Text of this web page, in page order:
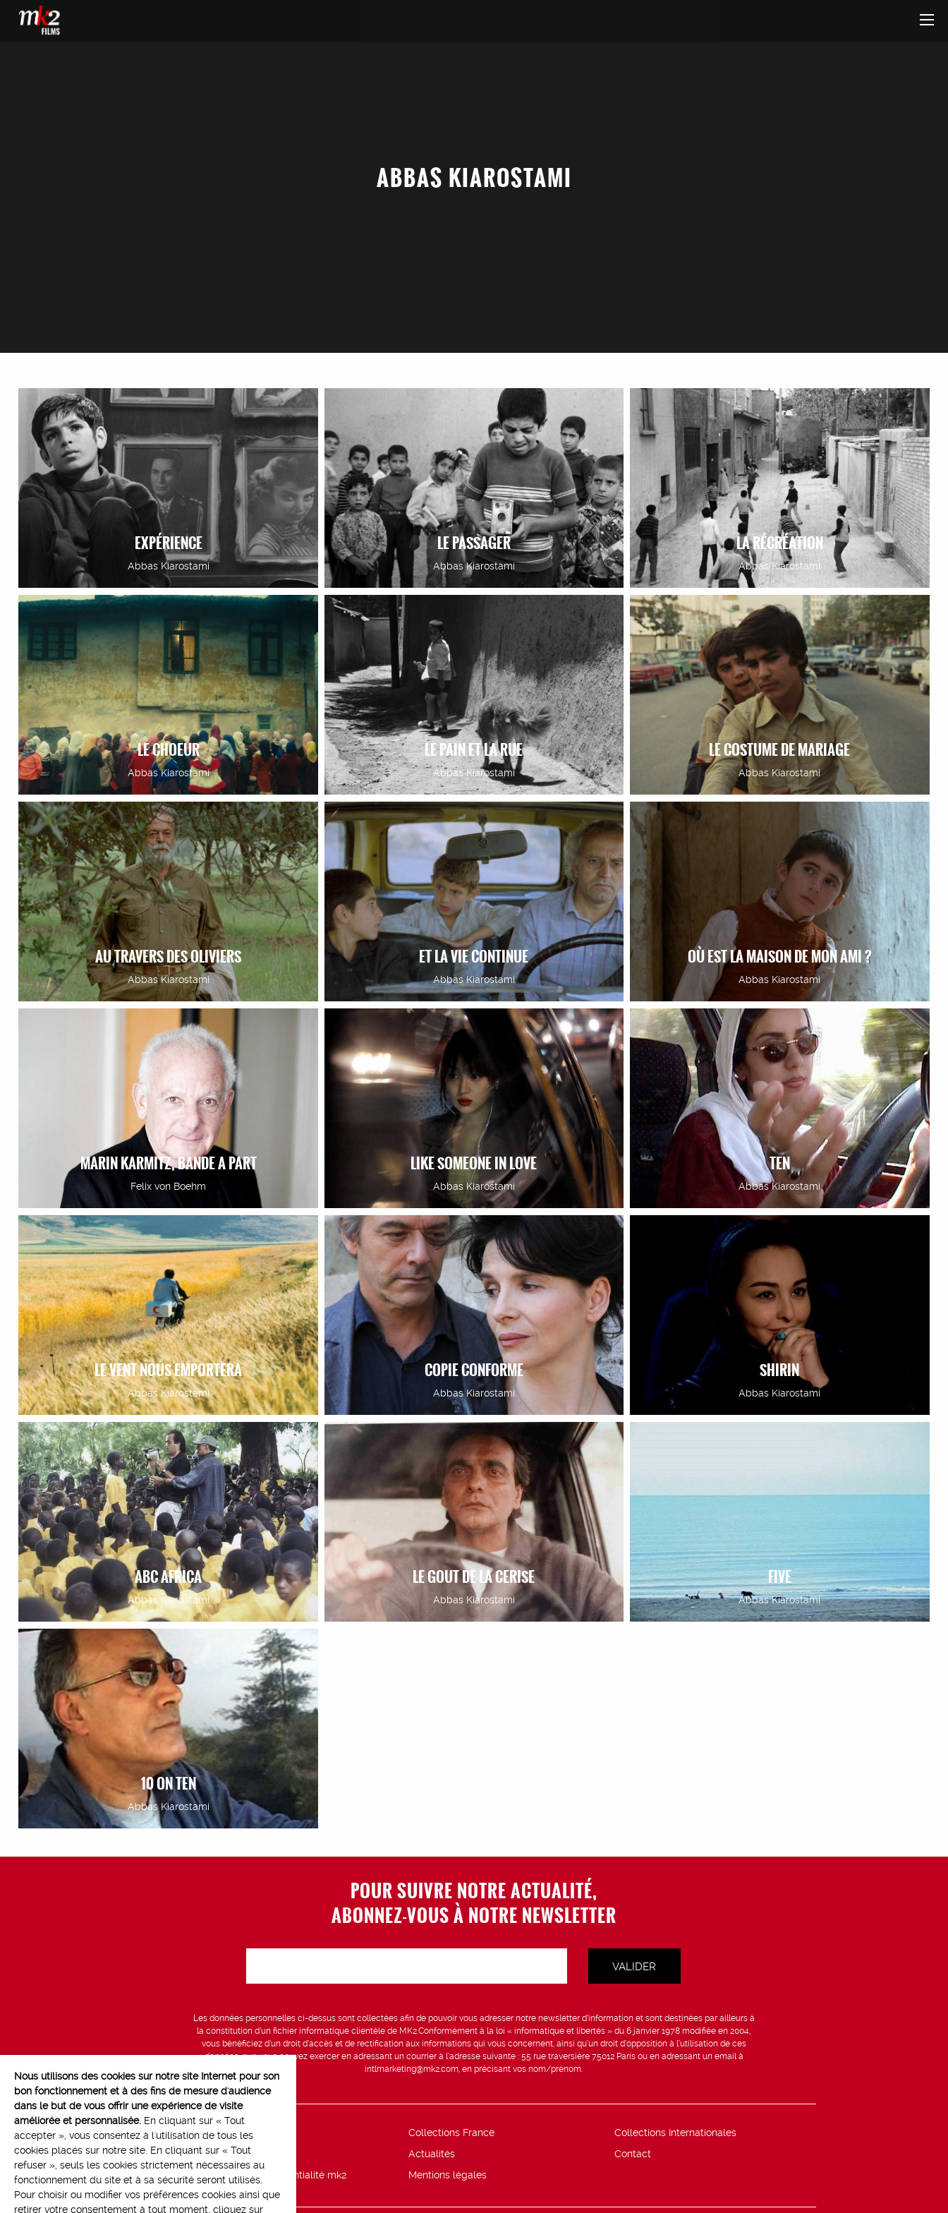
ABBAS KIAROSTAMI
EXPÉRIENCE
Abbas Kiarostami
LE PASSAGER
Abbas Kiarostami
LA RÉCRÉATION
Abbas Kiarostami
LE CHOEUR
Abbas Kiarostami
LE PAIN ET LA RUE
Abbas Kiarostami
LE COSTUME DE MARIAGE
Abbas Kiarostami
AU TRAVERS DES OLIVIERS
Abbas Kiarostami
ET LA VIE CONTINUE
Abbas Kiarostami
OÙ EST LA MAISON DE MON AMI ?
Abbas Kiarostami
MARIN KARMITZ, BANDE A PART
Felix von Boehm
LIKE SOMEONE IN LOVE
Abbas Kiarostami
TEN
Abbas Kiarostami
LE VENT NOUS EMPORTERA
Abbas Kiarostami
COPIE CONFORME
Abbas Kiarostami
SHIRIN
Abbas Kiarostami
ABC AFRICA
Abbas Kiarostami
LE GOUT DE LA CERISE
Abbas Kiarostami
FIVE
Abbas Kiarostami
10 ON TEN
Abbas Kiarostami
POUR SUIVRE NOTRE ACTUALITÉ,
ABONNEZ-VOUS À NOTRE NEWSLETTER
Les données personnelles ci-dessus sont collectées afin de pouvoir vous adresser notre newsletter d’information et sont destinées par ailleurs à
la constitution d’un fichier informatique clientèle de MK2.Conformément à la loi « informatique et libertés » du 6 janvier 1978 modifiée en 2004,
vous bénéficiez d’un droit d’accès et de rectification aux informations qui vous concernent, ainsi qu’un droit d’opposition à l’utilisation de ces
données, que vous pouvez exercer en adressant un courrier à l’adresse suivante : 55 rue traversière 75012 Paris ou en adressant un email à
intlmarketing@mk2.com, en précisant vos nom/prénom.
Line up Collections France
Collections Internationales
Marchés
Actualités
Contact
Politique de confidentialité mk2
Mentions légales
Nous utilisons des cookies sur notre site Internet pour son
bon fonctionnement et à des fins de mesure d'audience
dans le but de vous offrir une expérience de visite
améliorée et personnalisée. En cliquant sur « Tout
accepter », vous consentez à l'utilisation de tous les
cookies placés sur notre site. En cliquant sur « Tout
refuser », seuls les cookies strictement nécessaires au
fonctionnement du site et à sa sécurité seront utilisés.
Pour choisir ou modifier vos préférences cookies ainsi que
retirer votre consentement à tout moment, cliquez sur